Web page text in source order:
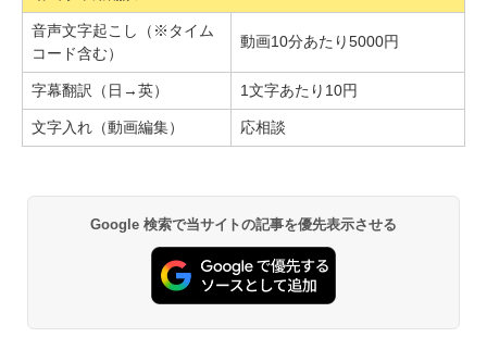
音声文字起こし（※タイム
コード含む）
動画10分あたり5000円
字幕翻訳（日→英） 1文字あたり10円
文字入れ（動画編集） 応相談
Google 検索で当サイトの記事を優先表示させる